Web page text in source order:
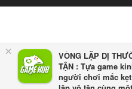
×
VÒNG LẶP DỊ
TẬN : Tựa game
người chơi mắc